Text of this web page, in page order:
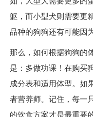
躯，而小型犬则需要更
品种的狗狗还有可能因
那么，如何根据狗狗的
是：多做功课！在购买
成分表和适用体型。如
者营养师。记住，每一
的饮食方案才是最重要